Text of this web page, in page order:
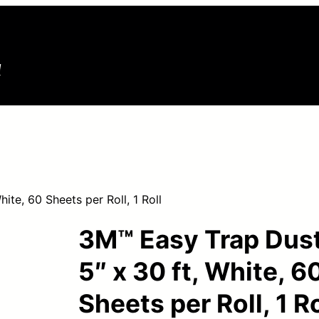
60 Sheets per Roll, 1 Roll
3M™ Easy Trap
5″ x 30 ft, White,
Sheets per Roll, 1